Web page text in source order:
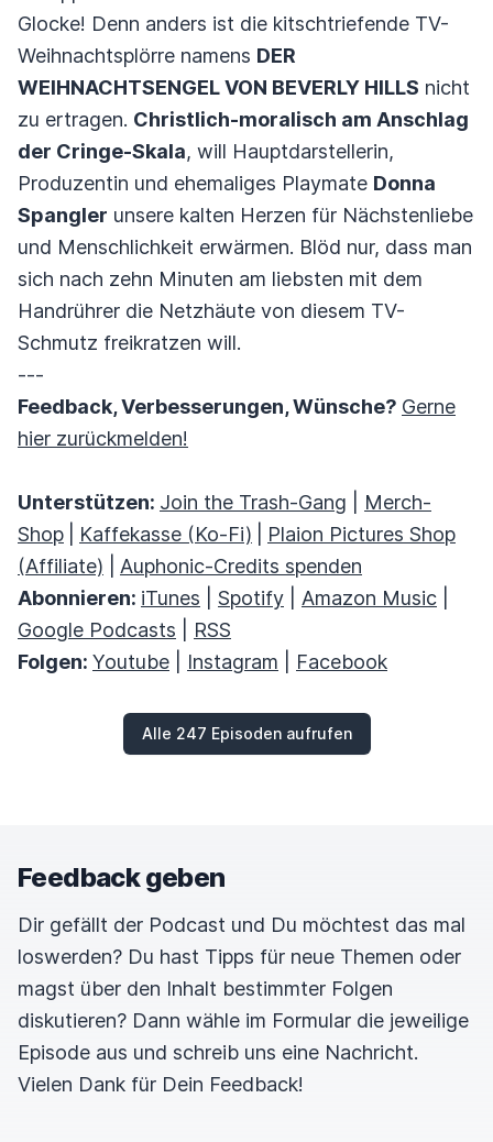
Glocke! Denn anders ist die kitschtriefende TV-
Weihnachtsplörre namens DER
WEIHNACHTSENGEL VON BEVERLY HILLS nicht
zu ertragen. Christlich-moralisch am Anschlag
der Cringe-Skala, will Hauptdarstellerin,
Produzentin und ehemaliges Playmate Donna
Spangler unsere kalten Herzen für Nächstenliebe
und Menschlichkeit erwärmen. Blöd nur, dass man
sich nach zehn Minuten am liebsten mit dem
Handrührer die Netzhäute von diesem TV-
Schmutz freikratzen will.
---
Feedback, Verbesserungen, Wünsche? Gerne
hier zurückmelden!
Unterstützen: Join the Trash-Gang
Merch-
Shop
Kaffekasse (Ko-Fi)
Plaion Pictures Shop
(Affiliate)
Auphonic-Credits spenden
Abonnieren: iTunes Spotify Amazon Music
Google Podcasts
RSS
Folgen: Youtube Instagram Facebook
Alle 247 Episoden aufrufen
Feedback geben
Dir gefällt der Podcast und Du möchtest das mal
loswerden? Du hast Tipps für neue Themen oder
magst über den Inhalt bestimmter Folgen
diskutieren? Dann wähle im Formular die jeweilige
Episode aus und schreib uns eine Nachricht.
Vielen Dank für Dein Feedback!